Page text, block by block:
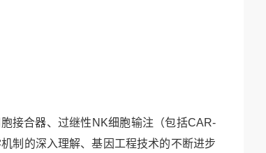
接合器、过继性 NK细胞输注（包括CAR-
制的深入理解、基因工程技术的不断进步